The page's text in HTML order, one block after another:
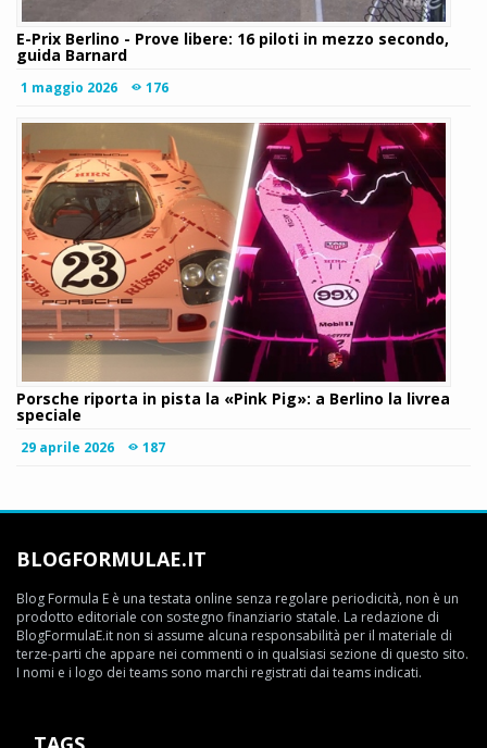
E-Prix Berlino - Prove libere: 16 piloti in mezzo secondo,
guida Barnard
1 maggio 2026 176
Porsche riporta in pista la «Pink Pig»: a Berlino la livrea
speciale
29 aprile 2026 187
BLOGFORMULAE.IT
Blog Formula E è una testata online senza regolare periodicità, non è un
prodotto editoriale con sostegno finanziario statale. La redazione di
BlogFormulaE.it non si assume alcuna responsabilità per il materiale di
terze-parti che appare nei commenti o in qualsiasi sezione di questo sito.
I nomi e i logo dei teams sono marchi registrati dai teams indicati.